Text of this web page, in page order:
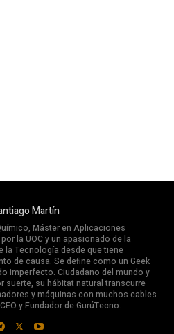
Martín
Máster en Aplicaciones
la UOC y un apasionado de la
la Tecnología desde que tiene
de causa. Se define como un Geek
imperfecto. Ciudadano del mundo y
suerte, su hábitat natural transcurre
y máquinas con muchos cables
y Fundador de GurúTecno.